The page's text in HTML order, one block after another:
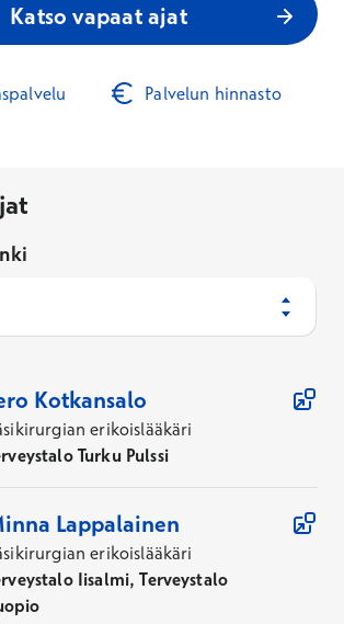
Katso vapaat ajat
Palvelun hinnasto
Kotkansalo
erikoislääkäri
Turku Pulssi
Lappalainen
erikoislääkäri
Iisalmi, Terveystalo